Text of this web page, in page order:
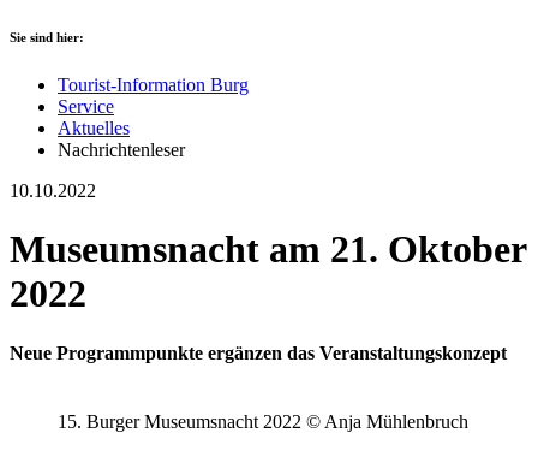
Sie sind hier:
Tourist-Information Burg
Service
Aktuelles
Nachrichtenleser
10.10.2022
Museumsnacht am 21. Oktober
2022
Neue Programmpunkte ergänzen das Veranstaltungskonzept
15. Burger Museumsnacht 2022 © Anja Mühlenbruch